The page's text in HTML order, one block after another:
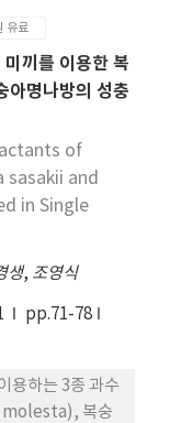
. 생명표 분석
도가 가장 낮게
품종에 따른 점
주고 있으며, 향
것이다.
유료
끼를 이용한 복
아명나방의 성충
of
sasakii and
in Single
생, 조영식
pp.71-78
용하는 3종 과수
molesta), 복숭